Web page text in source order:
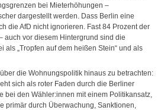
bei Mieterhöhungen –
dargestellt werden. Dass Berlin eine
die AfD nicht ignorieren. Fast 84 Prozent der
auch vor diesem Hintergrund sind die
als „Tropfen auf dem heißen Stein“ und als
die Wohnungspolitik hinaus zu betrachten:
sich als roter Faden durch die Berliner
bei den Wähler:innen mit einem Politikansatz,
primär durch Überwachung, Sanktionen,